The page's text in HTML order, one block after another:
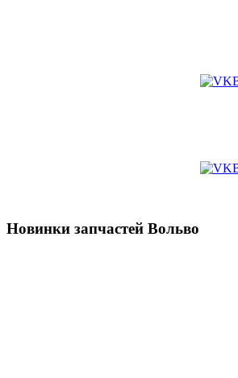
Новинки запчастей Вольво